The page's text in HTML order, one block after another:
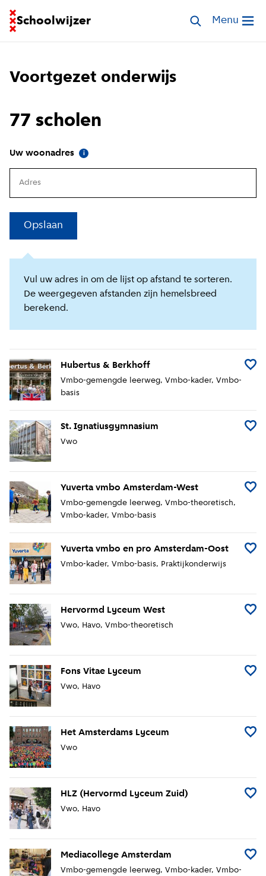
Schoolwijzer
Ga naar homepage van SchoolwijzerZoek scholen
Open
Menu
Voortgezet onderwijs
77 scholen
Vul uw adres in om de lijst op afstand te sorteren.
De weergegeven afstanden zijn hemelsbreed
berekend.
Uw woonadres Meer informatie
i
Opslaan
Hubertus & Berkhoff
Voeg
Vmbo-gemengde leerweg Vmbo-kader Vmbo-
basis
St. Ignatiusgymnasium
Voeg
Vwo
Yuverta vmbo Amsterdam-West
Voeg
Vmbo-gemengde leerweg Vmbo-theoretisch
Vmbo-kader Vmbo-basis
Yuverta vmbo en pro Amsterdam-Oost
Voeg
Vmbo-kader Vmbo-basis Praktijkonderwijs
Hervormd Lyceum West
Voeg
Vwo Havo Vmbo-theoretisch
Fons Vitae Lyceum
Voeg
Vwo Havo
Het Amsterdams Lyceum
Voeg
Vwo
HLZ (Hervormd Lyceum Zuid)
Voeg
Vwo Havo
Mediacollege Amsterdam
Voeg
Vmbo-gemengde leerweg Vmbo-kader Vmbo-